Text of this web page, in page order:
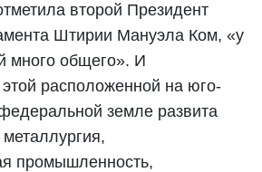
второй Президент
Штирии Мануэла Ком, «у
много общего». И
расположенной на юго-
земле развита
промышленность,